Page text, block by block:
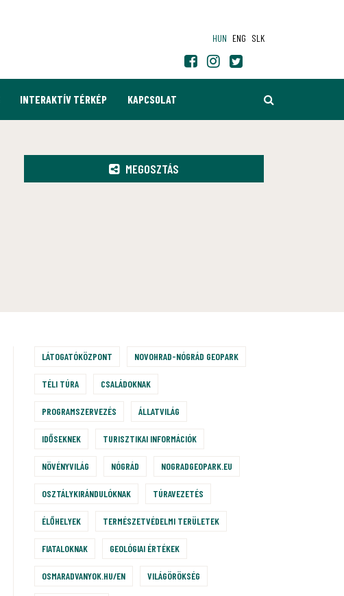
HUN ENG SLK
INTERAKTÍV TÉRKÉP KAPCSOLAT
MEGOSZTÁS
LÁTOGATÓKÖZPONT NOVOHRAD-NÓGRÁD GEOPARK
TÉLI TÚRA CSALÁDOKNAK
PROGRAMSZERVEZÉS ÁLLATVILÁG
IDŐSEKNEK TURISZTIKAI INFORMÁCIÓK
NÖVÉNYVILÁG NÓGRÁD NOGRADGEOPARK.EU
OSZTÁLYKIRÁNDULÓKNAK TÚRAVEZETÉS
ÉLŐHELYEK TERMÉSZETVÉDELMI TERÜLETEK
FIATALOKNAK GEOLÓGIAI ÉRTÉKEK
OSMARADVANYOK.HU/EN VILÁGÖRÖKSÉG